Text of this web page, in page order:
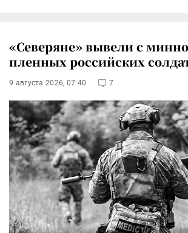
«Северяне» вывели с
пленных российских
9 августа 2026, 07:40 7